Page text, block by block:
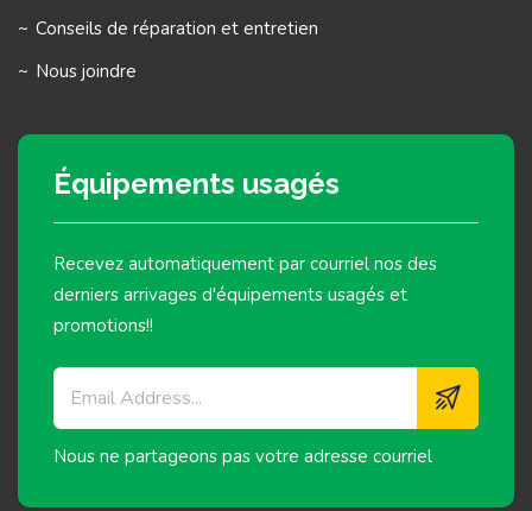
Conseils de réparation et entretien
Nous joindre
Équipements usagés
Recevez automatiquement par courriel nos des
derniers arrivages d'équipements usagés et
promotions!!
Nous ne partageons pas votre adresse courriel